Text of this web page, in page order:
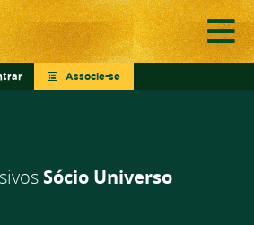
Associe-se
Sócio Universo